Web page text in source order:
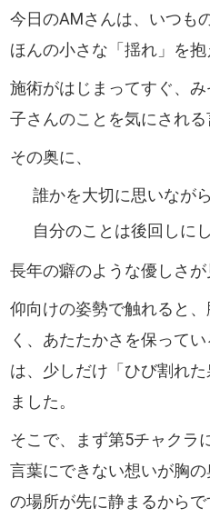
今日のAMさんは、いつも
ほんの小さな「揺れ」を抱
施術がはじまってすぐ、
子さんのことを気にされる
その奥に、
誰かを大切に思いながら
自分のことは後回しに
長年の癖のような優しさが
仰向けの姿勢で触れると
く、あたたかさを保って
は、少しだけ「ひび割れ
ました。
そこで、まず第5チャクラ
言葉にできない想いが胸
の場所が先に静まるからで